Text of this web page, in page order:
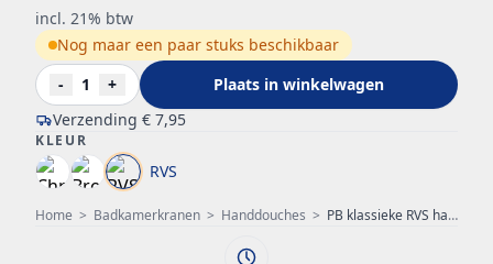
Home > Badkamerkranen > Handdouches > PB klassieke RVS handdouche met wit handvat 1208957105
incl. 21% btw
Verzending € 7,95
Nog maar een paar stuks beschikbaar
-
1 + Plaats in winkelwagen
KLEUR
RVS